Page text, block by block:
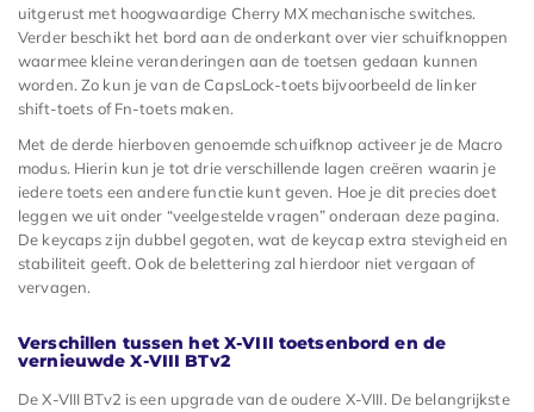
uitgerust met hoogwaardige Cherry MX mechanische switches.
Verder beschikt het bord aan de onderkant over vier schuifknoppen
waarmee kleine veranderingen aan de toetsen gedaan kunnen
worden. Zo kun je van de CapsLock-toets bijvoorbeeld de linker
shift-toets of Fn-toets maken.
Met de derde hierboven genoemde schuifknop activeer je de Macro
modus. Hierin kun je tot drie verschillende lagen creëren waarin je
iedere toets een andere functie kunt geven. Hoe je dit precies doet
leggen we uit onder “veelgestelde vragen” onderaan deze pagina.
De keycaps zijn dubbel gegoten, wat de keycap extra stevigheid en
stabiliteit geeft. Ook de belettering zal hierdoor niet vergaan of
vervagen.
Verschillen tussen het X-VIII toetsenbord en de
vernieuwde X-VIII BTv2
De X-VIII BTv2 is een upgrade van de oudere X-VIII. De belangrijkste